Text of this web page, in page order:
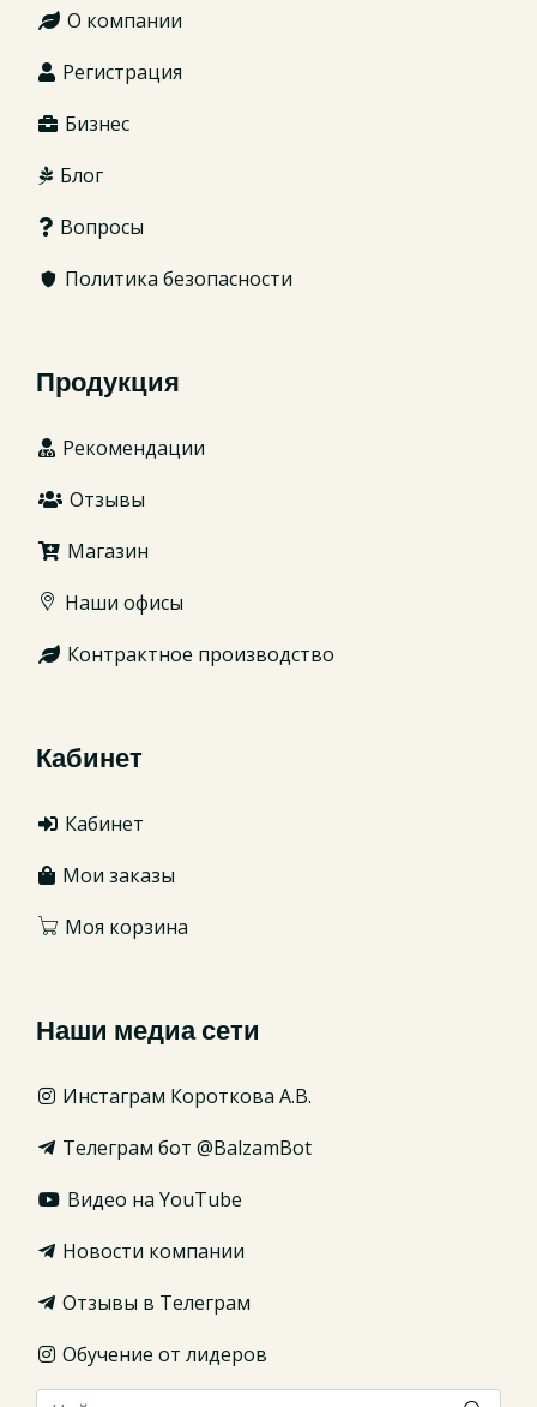
О компании
Регистрация
Бизнес
Блог
Вопросы
Политика безопасности
Продукция
Рекомендации
Отзывы
Магазин
Наши офисы
Контрактное производство
Кабинет
Кабинет
Мои заказы
Моя корзина
Наши медиа сети
Инстаграм Короткова А.В.
Телеграм бот @BalzamBot
Видео на YouTube
Новости компании
Отзывы в Телеграм
Обучение от лидеров